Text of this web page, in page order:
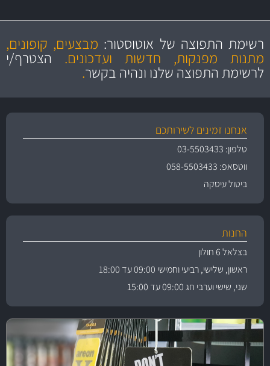
מקצועיות
ושירות מצויין
מחירים
הוגנים
והיצע מוצרים איכותירשימת התפוצה של אוטוסטור: מבצעים, קופונים,
מתנות מפנקות, חדשות ועדכונים. הצטרף/י
לרשימת התפוצה שלנו ונהיה בקשר.
אנחנו זמינים לשירותכם
טלפון: 03-5503433
ווטסאפ: 058-5503433
ביטול עיסקה
החנות
בצלאל 6 חולון
ראשון, שלישי, רביעי וחמישי 09:00 עד 18:00
שני, שישי וערבי חג 09:00 עד 15:00